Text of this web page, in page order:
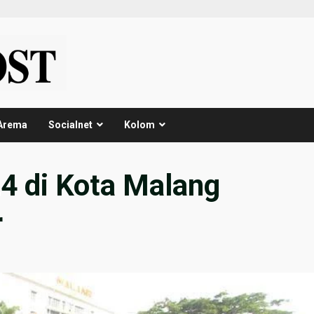
Socialnet Kolom
di Kota Malang